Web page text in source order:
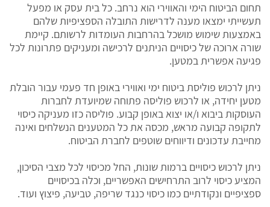
תחום הביטוח הימי והאווירי הוא נרחב. כל בית עסק או מפעל
תעשייתי ימצאו מענה לדרישות התובלה הספציפיות שלהם
באמצעות שימוש מושכל בהרחבות העומדות לרשותם. קיימת
שורה ארוכה של כיסויים הניתנים לרכישה ומעניקים פתרונות לכל
פגיעה אפשרית במטען.
ניתן לרכוש פוליסת ביטוח ימי ואווירי באופן חד פעמי עבור הובלת
מטען יחידה, או לרכוש פוליסה פתוחה שמיועדת לחברות
העוסקות ביבוא ו/או יצוא באופן קבוע. פוליסה כזו מעניקה כיסוי
לתקופה קבועה מראש, מכסה את כל המטענים הנשלחים ואינה
מחייבת עדכונים ודיווחים שוטפים לחברת הביטוח.
ניתן לרכוש כיסויים ברמות שונות, החל מכיסוי לכל מצבי הסיכון,
המציע כיסוי לרוב התרחישים האפשריים, וכלה בכיסויים
ספציפיים ונקודתיים כמו כיסוי כנגד שריפה, טביעה, פיצוץ ועוד.